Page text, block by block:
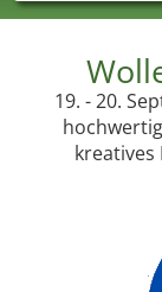
19. - 20.
Messenamen